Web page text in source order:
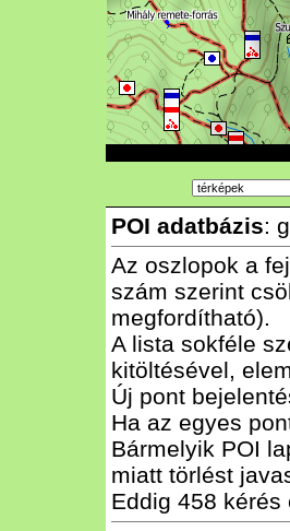
POI adatbázis:
Az oszlopok a
szám szerint
megfordítható).
A lista sokféle
kitöltésével,
Új pont
Ha az egyes
Bármelyik POI
miatt törlést
Eddig 458